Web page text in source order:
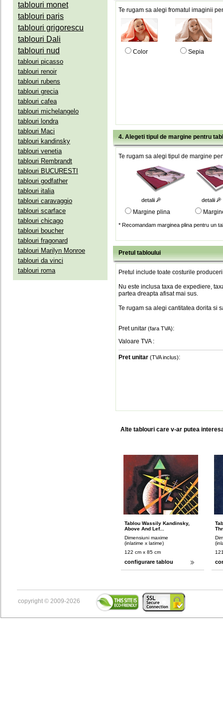
tablouri monet
tablouri paris
tablouri grigorescu
tablouri Dali
tablouri nud
tablouri picasso
tablouri renoir
tablouri rubens
tablouri grecia
tablouri cafea
tablouri michelangelo
tablouri londra
tablouri Maci
tablouri kandinsky
tablouri venetia
tablouri Rembrandt
tablouri BUCURESTI
tablouri godfather
tablouri italia
tablouri caravaggio
tablouri scarface
tablouri chicago
tablouri boucher
tablouri fragonard
tablouri Marilyn Monroe
tablouri da vinci
tablouri roma
Te rugam sa alegi fromatul imaginii
Color Sepia
4. Alegeti tipul de margine pentru
Te rugam sa alegi tipul de margine
detalii detalii
Margine plina
* Recomandam marginea plina pentru un
Pretul tabloului
Pretul include toate costurile
Nu este inclusa taxa de expediere,
partea dreapta afisat mai sus.
Te rugam sa alegi cantitatea dorita si
Pret unitar (fara TVA):
Valoare TVA :
Pret unitar (TVA inclus):
Alte tablouri care v-ar putea
Tablou Wassily Kandinsky,
Above And Lef...
Dimensiuni maxime
(inlatime x latime)
122 cm x 85 cm
configurare tablou
copyright © 2009-2026